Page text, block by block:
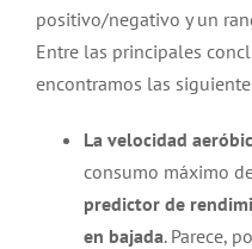
positivo/negativo y un
Entre las principales
encontramos las
La velocidad
consumo máximo
predictor de
en bajada. Parece,